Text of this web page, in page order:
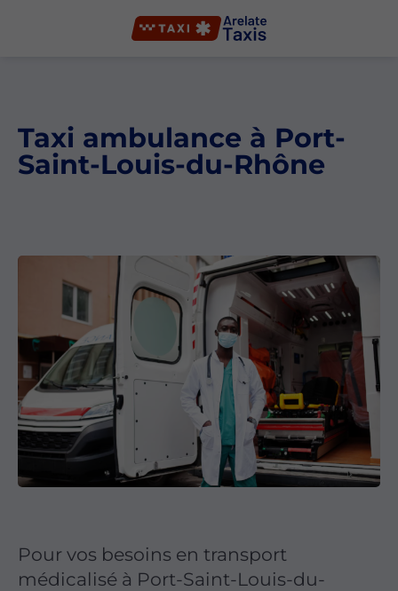
Taxi ambulance à Port-
Saint-Louis-du-Rhône
Pour vos besoins en transport
médicalisé à Port-Saint-Louis-du-